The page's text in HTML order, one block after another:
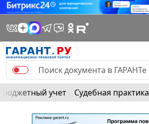
Бюджетный учет Судебная практика